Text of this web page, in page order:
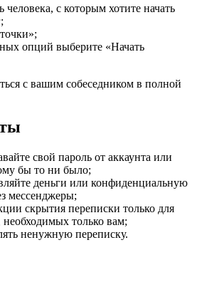
с которым хотите начать
опций выберите «Начать
с вашим собеседником в полной
свой пароль от аккаунта или
бы то ни было;
деньги или конфиденциальную
мессенджеры;
скрытия переписки только для
только вам;
ненужную переписку.